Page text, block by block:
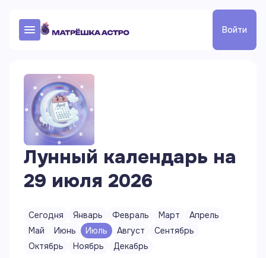
Войти
Лунный календарь на
29 июля 2026
Сегодня Январь Февраль Март
Апрель
Май
Июнь Июль Август
Сентябрь
Октябрь
Ноябрь Декабрь